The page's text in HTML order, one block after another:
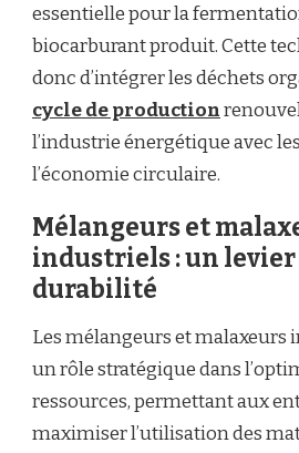
essentielle pour la
biocarburant produit. Cette
donc d’intégrer les déchets
cycle de production
l’industrie énergétique avec
l’économie circulaire.
Mélangeurs et
industriels : un
durabilité
Les mélangeurs et
un rôle stratégique dans
ressources, permettant aux
maximiser l’utilisation des